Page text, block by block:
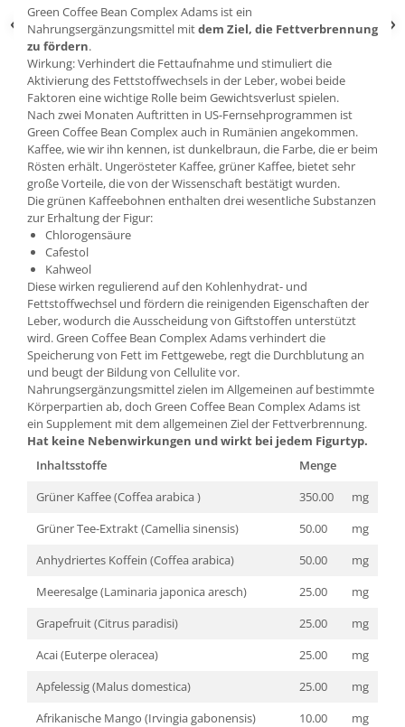
Green Coffee Bean Complex Adams ist ein
Nahrungsergänzungsmittel mitdem Ziel, die Fettverbrennung
zu fördern.
Wirkung: Verhindert die Fettaufnahme und stimuliert die
Aktivierung des Fettstoffwechsels in der Leber, wobei beide
Faktoren eine wichtige Rolle beim Gewichtsverlust spielen.
Nach zwei Monaten Auftritten in US-Fernsehprogrammen ist
Green Coffee Bean Complex auch in Rumänien angekommen.
Kaffee, wie wir ihn kennen, ist dunkelbraun, die Farbe, die er beim
Rösten erhält. Ungerösteter Kaffee, grüner Kaffee, bietet sehr
große Vorteile, die von der Wissenschaft bestätigt wurden.
Die grünen Kaffeebohnen enthalten drei wesentliche Substanzen
zur Erhaltung der Figur:
Chlorogensäure
Cafestol
Kahweol
Diese wirken regulierend auf den Kohlenhydrat- und
Fettstoffwechsel und fördern die reinigenden Eigenschaften der
Leber, wodurch die Ausscheidung von Giftstoffen unterstützt
wird. Green Coffee Bean Complex Adams verhindert die
Speicherung von Fett im Fettgewebe, regt die Durchblutung an
und beugt der Bildung von Cellulite vor.
Nahrungsergänzungsmittel zielen im Allgemeinen auf bestimmte
Körperpartien ab, doch Green Coffee Bean Complex Adams ist
ein Supplement mit dem allgemeinen Ziel der Fettverbrennung.
Hat keine Nebenwirkungen und wirkt bei jedem Figurtyp.
Inhaltsstoffe
Menge
Grüner Kaffee (Coffea arabica )
350.00
mg
Grüner Tee-Extrakt (Camellia sinensis)
50.00
mg
Anhydriertes Koffein (Coffea arabica)
50.00
mg
Meeresalge (Laminaria japonica aresch)
25.00
mg
Grapefruit (Citrus paradisi)
25.00
mg
Acai (Euterpe oleracea)
25.00
mg
Apfelessig (Malus domestica)
25.00
mg
Afrikanische Mango (Irvingia gabonensis)
10.00
mg